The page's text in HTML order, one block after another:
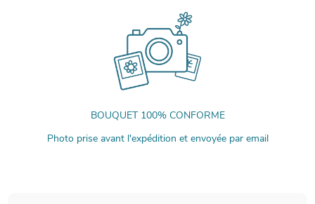
BOUQUET 100% CONFORME
Photo prise avant l'expédition et envoyée par email